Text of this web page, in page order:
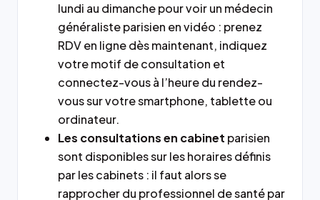
lundi au dimanche pour voir un médecin
généraliste parisien en vidéo : prenez
RDV en ligne dès maintenant, indiquez
votre motif de consultation et
connectez-vous à l’heure du rendez-
vous sur votre smartphone, tablette ou
ordinateur.
Les consultations en cabinet parisien
sont disponibles sur les horaires définis
par les cabinets : il faut alors se
rapprocher du professionnel de santé par